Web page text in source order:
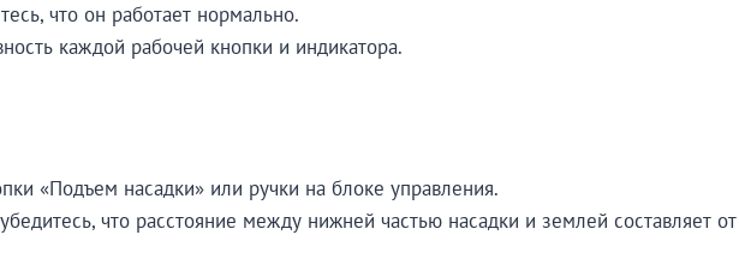
что он работает нормально.
каждой рабочей кнопки и индикатора.
«Подъем насадки» или ручки на блоке управления.
что расстояние между нижней частью насадки и землей составляет